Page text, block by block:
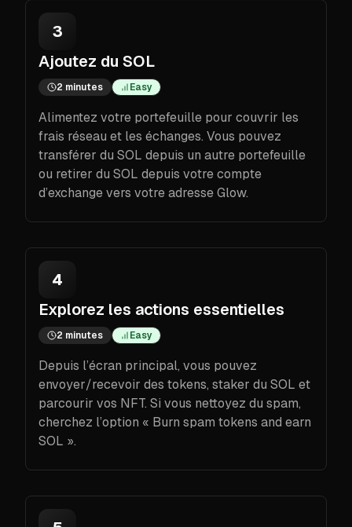
3
Ajoutez du SOL
2 minutes Easy
Alimentez votre portefeuille pour couvrir les
frais réseau et les échanges. Vous pouvez
transférer du SOL depuis un autre portefeuille
ou retirer du SOL depuis votre compte
d’exchange vers votre adresse Glow.
4
Explorez les actions essentielles
2 minutes Easy
Depuis l’écran principal, vous pouvez
envoyer/recevoir des tokens, staker du SOL et
parcourir vos NFT. Si vous nettoyez du spam,
cherchez l’option « Burn spam tokens and earn
SOL ».